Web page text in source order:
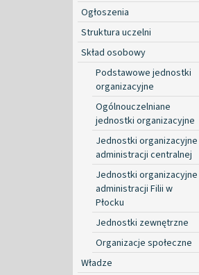
Ogłoszenia
Struktura uczelni
Skład osobowy
Podstawowe jednostki
organizacyjne
Ogólnouczelniane
jednostki organizacyjne
Jednostki organizacyjne
administracji centralnej
Jednostki organizacyjne
administracji Filii w
Płocku
Jednostki zewnętrzne
Organizacje społeczne
Władze